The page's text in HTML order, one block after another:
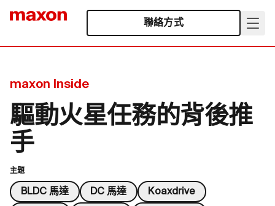
聯絡方式
maxon Inside
驅動火星任務的背後推
手
主題
BLDC 馬達 DC 馬達 Koaxdrive